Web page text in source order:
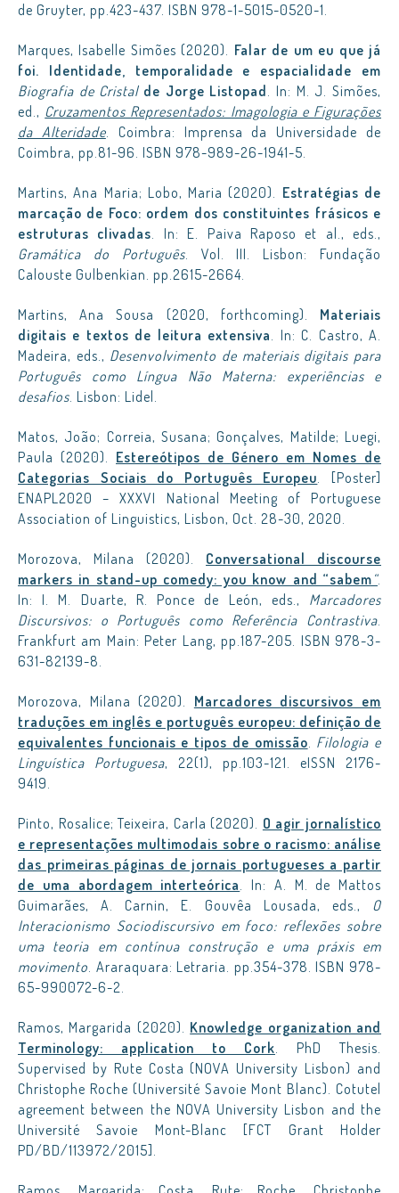
de Gruyter, pp.423-437. ISBN 978-1-5015-0520-1.
Marques, Isabelle Simões (2020). Falar de um eu que já
foi. Identidade, temporalidade e espacialidade em
Biografia de Cristalde Jorge Listopad. In: M. J. Simões,
ed., Cruzamentos Representados: Imagologia e Figurações
da Alteridade. Coimbra: Imprensa da Universidade de
Coimbra, pp.81-96. ISBN 978-989-26-1941-5.
Martins, Ana Maria; Lobo, Maria (2020). Estratégias de
marcação de Foco: ordem dos constituintes frásicos e
estruturas clivadas. In: E. Paiva Raposo et al., eds.,
Gramática do Português. Vol. III. Lisbon: Fundação
Calouste Gulbenkian. pp.2615-2664.
Martins, Ana Sousa (2020, forthcoming). Materiais
digitais e textos de leitura extensiva. In: C. Castro, A.
Madeira, eds., Desenvolvimento de materiais digitais para
Português como Língua Não Materna: experiências e
desafios. Lisbon: Lidel.
Matos, João; Correia, Susana; Gonçalves, Matilde; Luegi,
Paula (2020). Estereótipos de Género em Nomes de
Categorias Sociais do Português Europeu. [Poster]
ENAPL2020 – XXXVI National Meeting of Portuguese
Association of Linguistics, Lisbon, Oct. 28-30, 2020.
Morozova, Milana (2020). Conversational discourse
markers in stand-up comedy: you know and “sabem “.
In: I. M. Duarte, R. Ponce de León, eds., Marcadores
Discursivos: o Português como Referência Contrastiva.
Frankfurt am Main: Peter Lang, pp.187-205. ISBN 978-3-
631-82139-8.
Morozova, Milana (2020). Marcadores discursivos em
traduções em inglês e português europeu: definição de
equivalentes funcionais e tipos de omissão. Filologia e
Linguística Portuguesa, 22(1), pp.103-121. eISSN 2176-
9419.
Pinto, Rosalice; Teixeira, Carla (2020). O agir jornalístico
e representações multimodais sobre o racismo: análise
das primeiras páginas de jornais portugueses a partir
de uma abordagem interteórica. In: A. M. de Mattos
Guimarães, A. Carnin, E. Gouvêa Lousada, eds., O
Interacionismo Sociodiscursivo em foco: reflexões sobre
uma teoria em contínua construção e uma práxis em
movimento. Araraquara: Letraria. pp.354-378. ISBN 978-
65-990072-6-2.
Ramos, Margarida (2020). Knowledge organization and
Terminology: application to Cork. PhD Thesis.
Supervised by Rute Costa (NOVA University Lisbon) and
Christophe Roche (Université Savoie Mont Blanc). Cotutel
agreement between the NOVA University Lisbon and the
Université Savoie Mont-Blanc [FCT Grant Holder
PD/BD/113972/2015].